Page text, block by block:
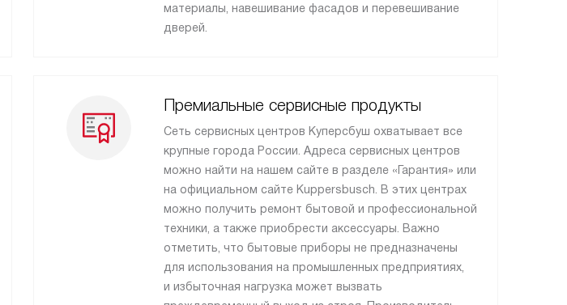
материалы, навешивание фасадов и перевешивание
дверей.
Премиальные сервисные продукты
Сеть сервисных центров Куперсбуш охватывает все
крупные города России. Адреса сервисных центров
можно найти на нашем сайте в разделе «Гарантия» или
на официальном сайте Kuppersbusch. В этих центрах
можно получить ремонт бытовой и профессиональной
техники, а также приобрести аксессуары. Важно
отметить, что бытовые приборы не предназначены
для использования на промышленных предприятиях,
и избыточная нагрузка может вызвать